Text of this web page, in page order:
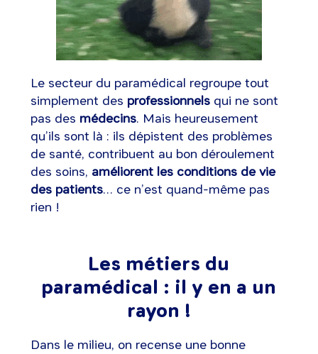
Le secteur du paramédical regroupe tout
simplement des professionnels qui ne sont
pas des médecins. Mais heureusement
qu’ils sont là : ils dépistent des problèmes
de santé, contribuent au bon déroulement
des soins, améliorent les conditions de vie
des patients… ce n’est quand-même pas
rien !
Les métiers du
paramédical : il y en a un
rayon !
Dans le milieu, on recense une bonne